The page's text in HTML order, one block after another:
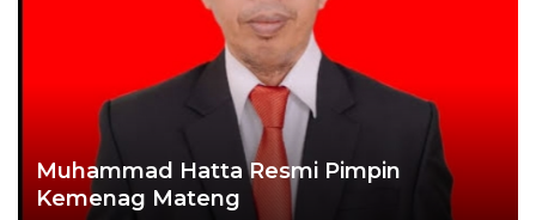
Muhammad Hatta Resmi Pimpin
Kemenag Mateng